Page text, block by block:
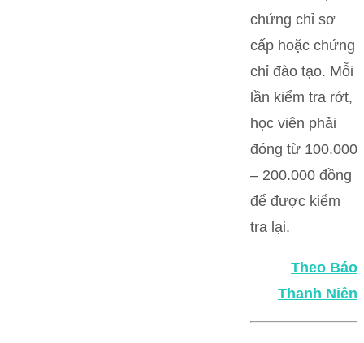
chứng chỉ sơ
cấp hoặc chứng
chỉ đào tạo. Mỗi
lần kiểm tra rớt,
học viên phải
đóng từ 100.000
– 200.000 đồng
để được kiểm
tra lại.
Theo Báo
Thanh Niên